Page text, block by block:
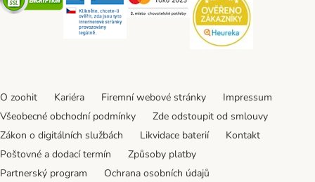
O zoohit Kariéra Firemní webové stránky
Impressum
Všeobecné obchodní podmínky
Zde odstoupit od smlouvy
Zákon o digitálních službách
Likvidace baterií
Kontakt
Poštovné a dodací termín
Způsoby platby
Partnerský program
Ochrana osobních údajů